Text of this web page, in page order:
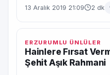
13 Aralık 2019 21:09 2 dk
ERZURUMLU ÜNLÜLER
Hainlere Fırsat
Şehit Aşık Rahmani